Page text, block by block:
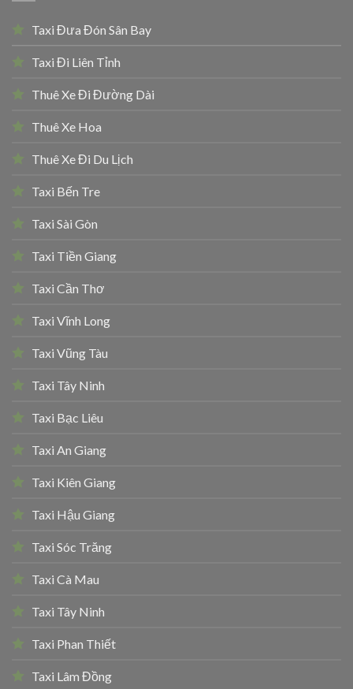
Taxi Đưa Đón Sân Bay
Taxi Đi Liên Tỉnh
Thuê Xe Đi Đường Dài
Thuê Xe Hoa
Thuê Xe Đi Du Lịch
Taxi Bến Tre
Taxi Sài Gòn
Taxi Tiền Giang
Taxi Cần Thơ
Taxi Vĩnh Long
Taxi Vũng Tàu
Taxi Tây Ninh
Taxi Bạc Liêu
Taxi An Giang
Taxi Kiên Giang
Taxi Hậu Giang
Taxi Sóc Trăng
Taxi Cà Mau
Taxi Tây Ninh
Taxi Phan Thiết
Taxi Lâm Đồng